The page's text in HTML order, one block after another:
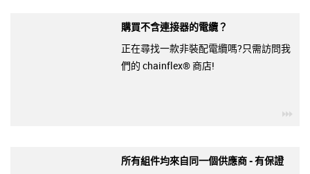
購買不含連接器的電纜？
正在尋找一款非裝配電纜嗎?只需訪問我
們的 chainflex® 商店!
所有組件均來自同一個供應商 - 有保證